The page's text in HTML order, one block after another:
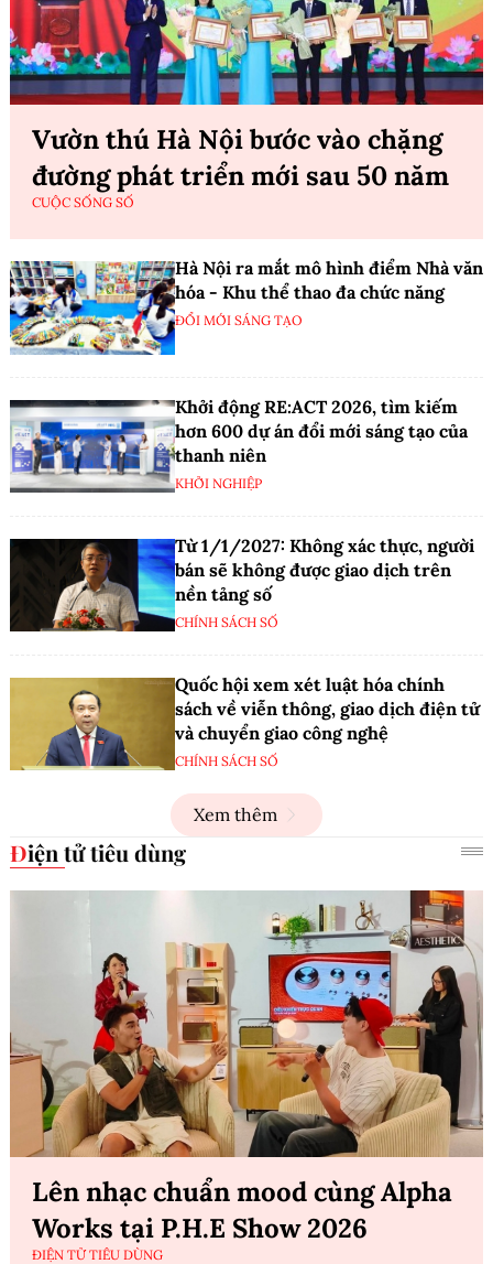
Vườn thú Hà Nội bước vào chặng
đường phát triển mới sau 50 năm
CUỘC SỐNG SỐ
Hà Nội ra mắt mô hình điểm Nhà văn
hóa - Khu thể thao đa chức năng
ĐỔI MỚI SÁNG TẠO
Khởi động RE:ACT 2026, tìm kiếm
hơn 600 dự án đổi mới sáng tạo của
thanh niên
KHỞI NGHIỆP
Từ 1/1/2027: Không xác thực, người
bán sẽ không được giao dịch trên
nền tảng số
CHÍNH SÁCH SỐ
Quốc hội xem xét luật hóa chính
sách về viễn thông, giao dịch điện tử
và chuyển giao công nghệ
CHÍNH SÁCH SỐ
Xem thêm
Điện tử tiêu dùng
Lên nhạc chuẩn mood cùng Alpha
Works tại P.H.E Show 2026
ĐIỆN TỬ TIÊU DÙNG